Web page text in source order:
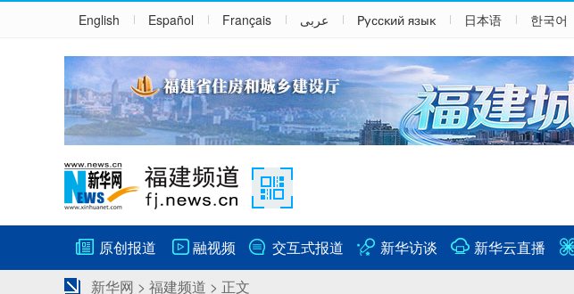
English Español Français عربى Русский язык 日本语 한국어
原创报道 融视频 交互式报道 新华访谈 新华云直播
新华网 > 福建频道 > 正文